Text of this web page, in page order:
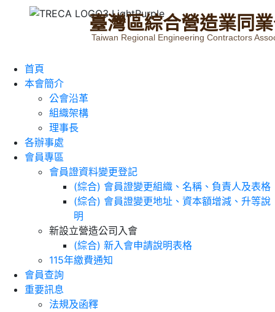
臺灣區綜合營造業同業
Taiwan Regional Engineering Contractors
首頁
本會簡介
公會沿革
組織架構
理事長
各辦事處
會員專區
會員證資料變更登記
(綜合) 會員證變更組織、名稱、負責人及表格
(綜合) 會員證變更地址、資本額增減、升等說
明
新設立營造公司入會
(綜合) 新入會申請說明表格
115年繳費通知
會員查詢
重要訊息
法規及函釋